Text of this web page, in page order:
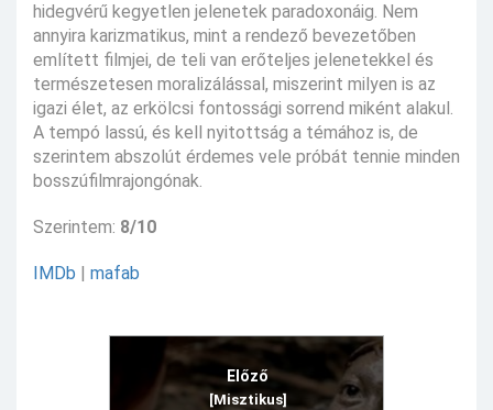
hidegvérű kegyetlen jelenetek paradoxonáig. Nem
annyira karizmatikus, mint a rendező bevezetőben
említett filmjei, de teli van erőteljes jelenetekkel és
természetesen moralizálással, miszerint milyen is az
igazi élet, az erkölcsi fontossági sorrend miként alakul.
A tempó lassú, és kell nyitottság a témához is, de
szerintem abszolút érdemes vele próbát tennie minden
bosszúfilmrajongónak.
Szerintem: 8/10
IMDb | mafab
Előző
[Misztikus]